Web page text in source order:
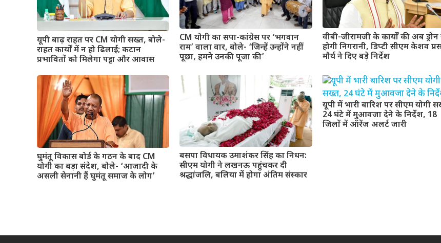
यूपी बाढ़ राहत पर CM योगी सख्त, बोले-
राहत कार्यों में न हो ढिलाई; कटान
प्रभावितों को मिलेगा पट्टा और आवास
CM योगी का सपा-कांग्रेस पर ‘भगवान
राम’ वाला वार, बोले- ‘जिन्हें उन्होंने नहीं
पूछा, हमने उनकी पूजा की’
वीबी-जीरामजी के कार्यों की अब
होगी निगरानी, डिप्टी सीएम केशव
मौर्य ने दिए बड़े निर्देश
घुमंतू विकास बोर्ड के गठन के बाद CM
योगी का बड़ा संदेश, बोले- ‘आजादी के
असली सेनानी हैं घुमंतू समाज के लोग’
बसपा विधायक उमाशंकर सिंह का निधन:
सीएम योगी ने लखनऊ पहुंचकर दी
श्रद्धांजलि, बलिया में होगा अंतिम संस्कार
यूपी में भारी बारिश पर सीएम योगी
24 घंटे में मुआवजा देने के निर्देश, 18
जिलों में ऑरेंज अलर्ट जारी